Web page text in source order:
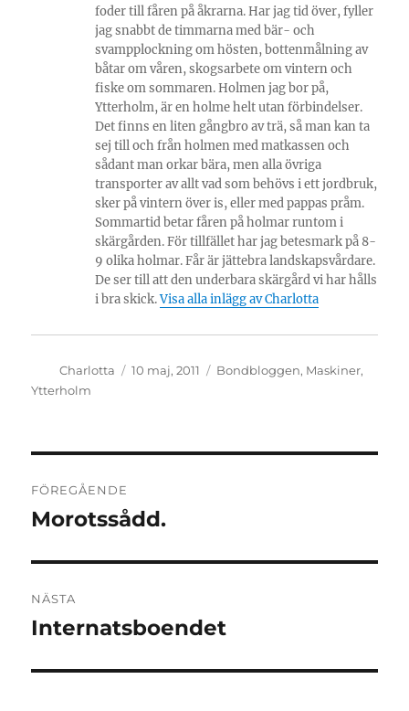
foder till fåren på åkrarna. Har jag tid över, fyller
jag snabbt de timmarna med bär- och
svampplockning om hösten, bottenmålning av
båtar om våren, skogsarbete om vintern och
fiske om sommaren. Holmen jag bor på,
Ytterholm, är en holme helt utan förbindelser.
Det finns en liten gångbro av trä, så man kan ta
sej till och från holmen med matkassen och
sådant man orkar bära, men alla övriga
transporter av allt vad som behövs i ett jordbruk,
sker på vintern över is, eller med pappas pråm.
Sommartid betar fåren på holmar runtom i
skärgården. För tillfället har jag betesmark på 8-
9 olika holmar. Får är jättebra landskapsvårdare.
De ser till att den underbara skärgård vi har hålls
i bra skick.Visa alla inlägg av Charlotta
Författare
Charlotta
Publicerat
10 maj, 2011 Kategorier
Bondbloggen, Maskiner,
Ytterholm
FÖREGÅENDE
Föregående
Morotssådd.
NÄSTA
Nästa
Internatsboendet